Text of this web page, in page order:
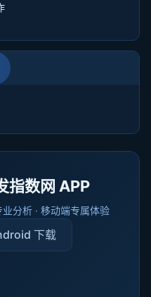
指数网 APP
分析 · 移动端专属体验
下载